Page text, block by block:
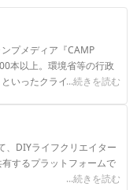
プメディア『CAMP
本以上。環境省等の行政
いったクライアントとの
...続きを読む
、DIYライフクリエイター
するプラットフォームで
...続きを読む